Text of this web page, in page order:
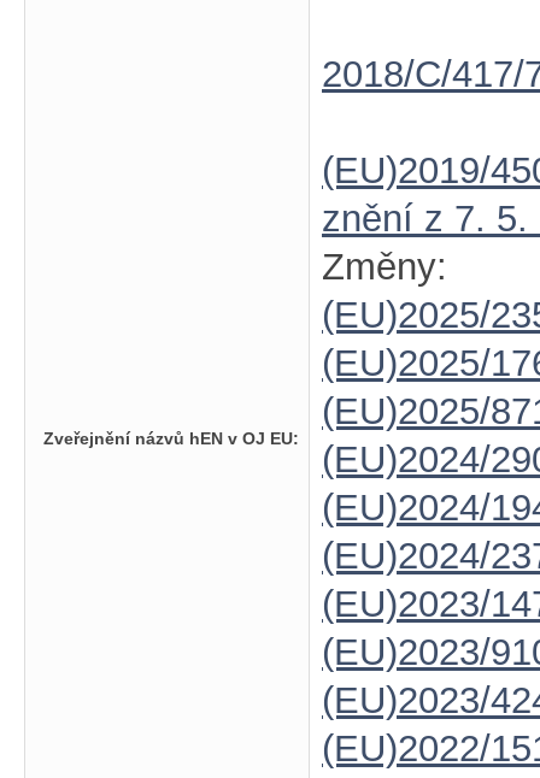
Zveřejnění názvů hEN v OJ EU:
2018/C/417/
(EU)2019/
znění z 7. 5.
Změny:
(EU)2025/
(EU)2025/
(EU)2025/
(EU)2024/
(EU)2024/
(EU)2024/
(EU)2023/
(EU)2023/
(EU)2023/
(EU)2022/